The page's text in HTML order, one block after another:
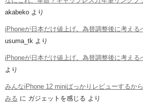
akabeko より
iPhoneが日本だけ値上げ。為替調整後に考える
usuma_tk より
iPhoneが日本だけ値上げ。為替調整後に考える
より
みんなiPhone 12 miniばっかりレビューするか
みる に ガジェットを感じる より